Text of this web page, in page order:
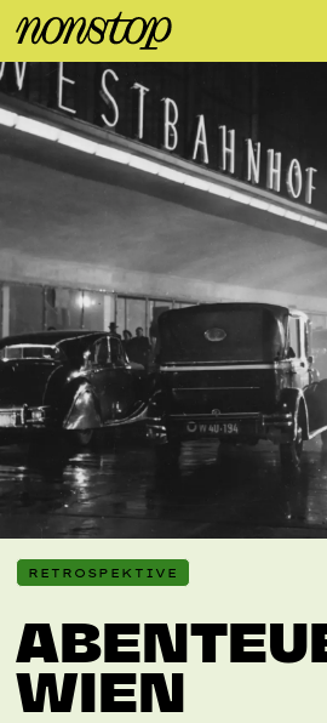
RETROSPEKTIVE
WIEN